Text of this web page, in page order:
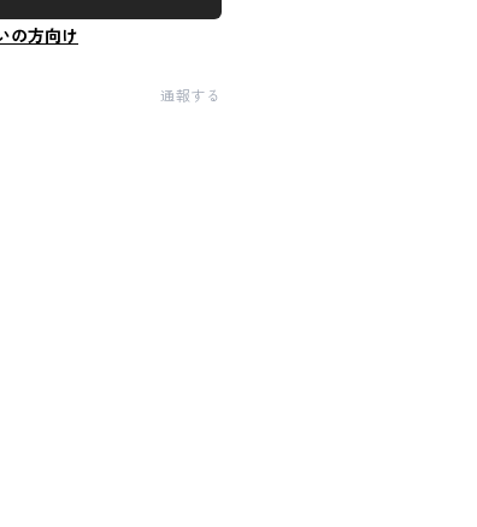
の方向け
通報する